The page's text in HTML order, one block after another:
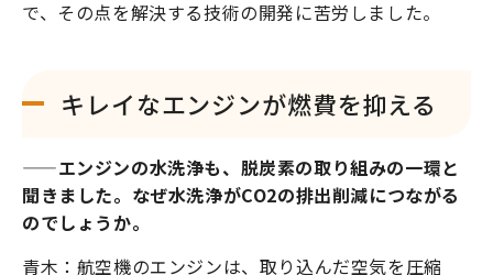
で、その点を解決する技術の開発に苦労しました。
キレイなエンジンが燃費を抑える
——エンジンの水洗浄も、脱炭素の取り組みの一環と
聞きました。なぜ水洗浄がCO2の排出削減につながる
のでしょうか。
青木：航空機のエンジンは、取り込んだ空気を圧縮